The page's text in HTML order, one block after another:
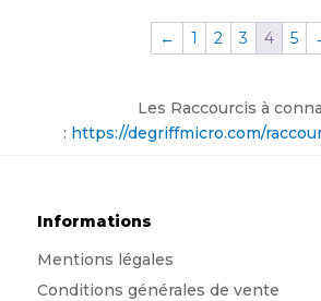
← 1 2 3 4 5
Les Raccourcis à
: https://degriffmicro.com/
Informations
Mentions légales
Conditions générales de vente